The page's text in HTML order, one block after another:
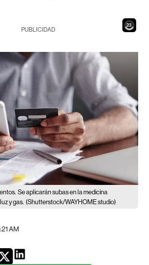
21
PUBLICIDAD
Se aplicarán subas en la medicina
y gas. (Shutterstock/WAYHOME studio)
AM